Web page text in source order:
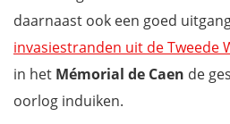
daarnaast ook een goed
invasiestranden uit de Tweede
in het Mémorial de Caen de
oorlog induiken.